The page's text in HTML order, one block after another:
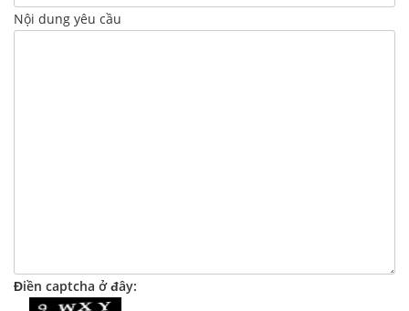
Nội dung yêu cầu
Điền captcha ở đây: